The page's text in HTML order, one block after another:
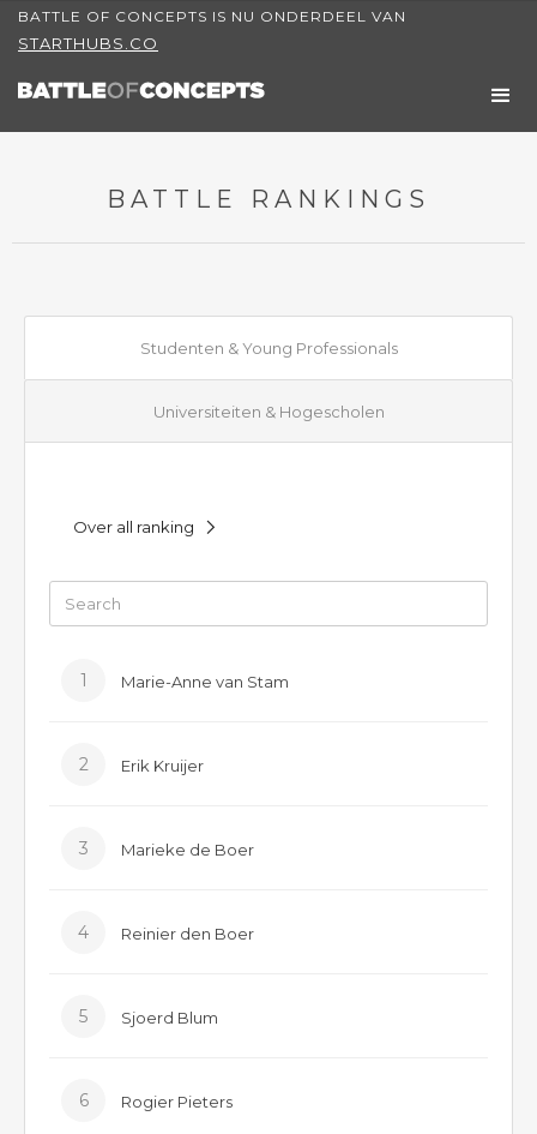
BATTLE OF CONCEPTS IS NU ONDERDEEL VAN
STARTHUBS.CO
BATTLE RANKINGS
Studenten & Young Professionals
Universiteiten & Hogescholen
Over all ranking
1 Marie-Anne van Stam
2 Erik Kruijer
3 Marieke de Boer
4 Reinier den Boer
5 Sjoerd Blum
6 Rogier Pieters